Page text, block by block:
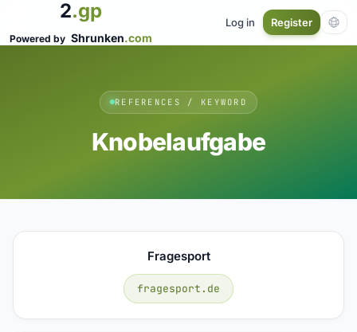
2.gp
Powered by Shrunken.com
Log in Register
REFERENCES / KEYWORD
Knobelaufgabe
Fragesport
fragesport.de